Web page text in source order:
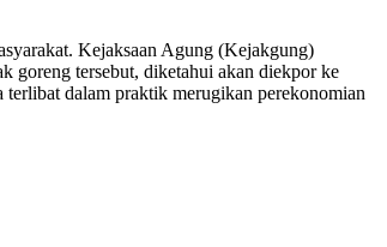
Kejaksaan Agung (Kejakgung)
goreng tersebut, diketahui akan diekpor ke
dalam praktik merugikan perekonomian